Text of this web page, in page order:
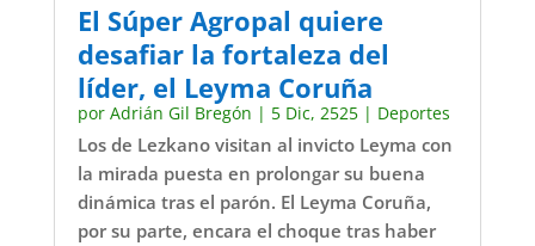
El Súper Agropal quiere
desafiar la fortaleza del
líder, el Leyma Coruña
por Adrián Gil Bregón | 5 Dic, 2525| Deportes
Los de Lezkano visitan al invicto Leyma con
la mirada puesta en prolongar su buena
dinámica tras el parón. El Leyma Coruña,
por su parte, encara el choque tras haber